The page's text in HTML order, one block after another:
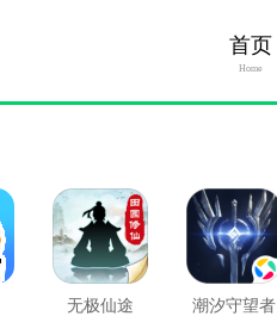
首页
Home
无极仙途
潮汐守望者